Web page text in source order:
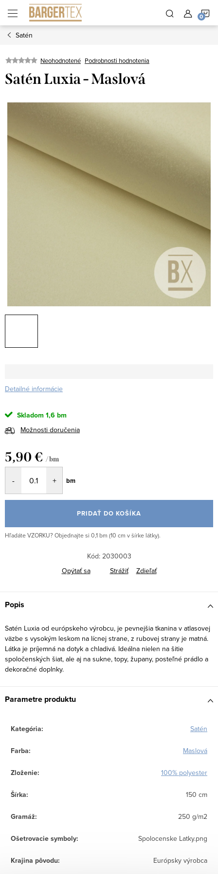
obsah
Satén
Neohodnotené Podrobnosti hodnotenia
Satén Luxia - Maslová
Detailné informácie
Skladom 1,6 bm
Možnosti doručenia
5,90 € / bm
cena:
bm
PRIDAŤ DO KOŠÍKA
Hľadáte VZORKU? Objednajte si 0,1 bm (10 cm v šírke látky).
Kód: 2030003
Opýtať sa
Strážiť Zdieľať
Popis
Satén Luxia od európskeho výrobcu, je pevnejšia tkanina v atlasovej
väzbe s vysokým leskom na lícnej strane, z rubovej strany je matná.
Látka je príjemná na dotyk a chladivá. Ideálna nielen na šitie
spoločenských šiat, ale aj na sukne, topy, župany, posteľné prádlo a
dekoračné doplnky.
Parametre produktu
Kategória: Satén
Farba: Maslová
Zloženie: 100% polyester
Šírka: 150 cm
Gramáž: 250 g/m2
Ošetrovacie symboly: Spolocenske Latky.png
Krajina pôvodu: Európsky výrobca